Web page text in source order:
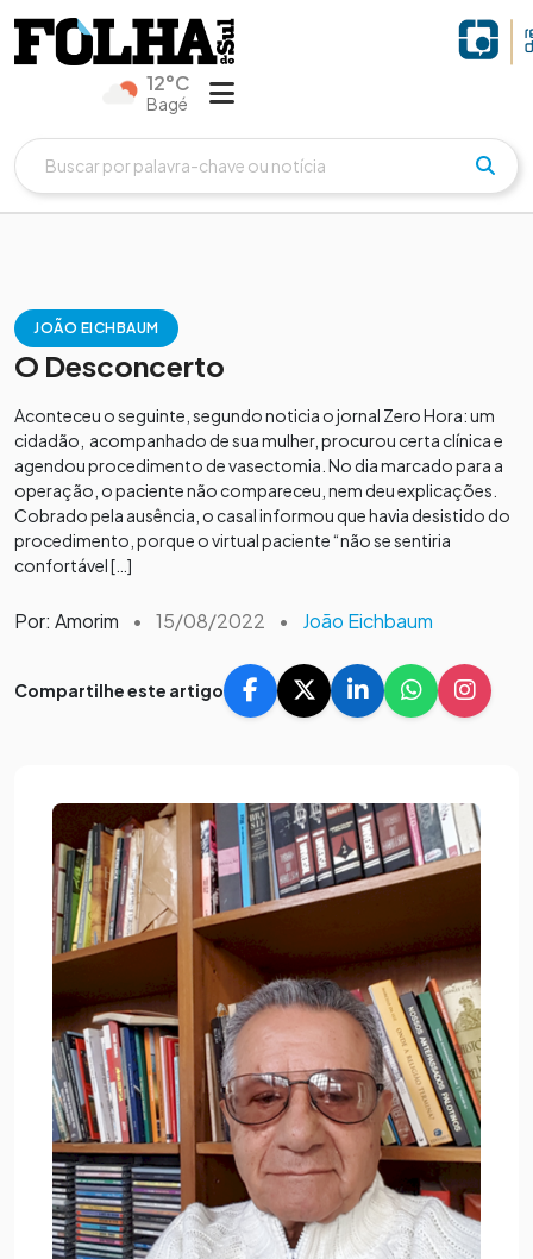
12°C
Bagé
JOÃO EICHBAUM
O Desconcerto
Aconteceu o seguinte, segundo noticia o jornal Zero Hora: um
cidadão, acompanhado de sua mulher, procurou certa clínica e
agendou procedimento de vasectomia. No dia marcado para a
operação, o paciente não compareceu, nem deu explicações.
Cobrado pela ausência, o casal informou que havia desistido do
procedimento, porque o virtual paciente “não se sentiria
confortável […]
Por: Amorim • 15/08/2022 • João Eichbaum
Compartilhe este artigo